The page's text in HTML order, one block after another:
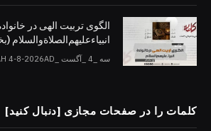
الگوی تربیت الهی در
انبیاءعلیهم‌الصلاةو‌السلام
سه _4 _آگست _2026AH 4-8-2026AD
کلمات را در صفحات مجازی [دنبال کنید]